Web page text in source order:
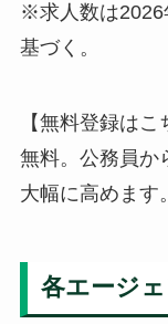
※求人数は2026
基づく。
【無料登録は
無料。公務員か
大幅に高めます。
各エージ